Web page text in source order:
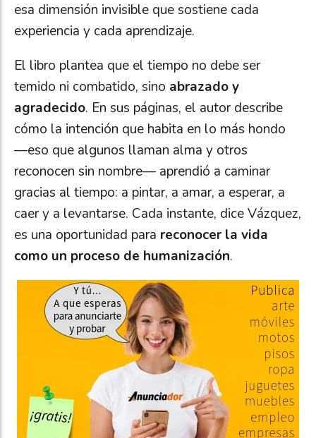
esa dimensión invisible que sostiene cada
experiencia y cada aprendizaje.
El libro plantea que el tiempo no debe ser
temido ni combatido, sino abrazado y
agradecido. En sus páginas, el autor describe
cómo la intención que habita en lo más hondo
—eso que algunos llaman alma y otros
reconocen sin nombre— aprendió a caminar
gracias al tiempo: a pintar, a amar, a esperar, a
caer y a levantarse. Cada instante, dice Vázquez,
es una oportunidad para reconocer la vida
como un proceso de humanización.